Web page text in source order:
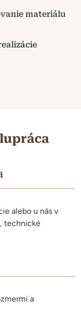
materiálu
alebo u nás v
technické
a